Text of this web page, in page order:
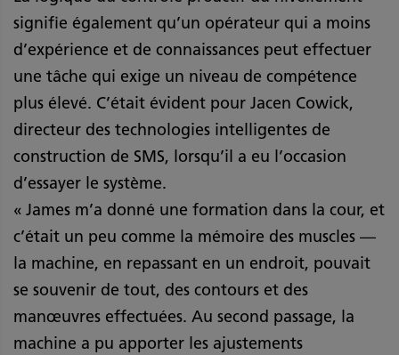
signifie également qu’un opérateur qui a moins
d’expérience et de connaissances peut effectuer
une tâche qui exige un niveau de compétence
plus élevé. C’était évident pour Jacen Cowick,
directeur des technologies intelligentes de
construction de SMS, lorsqu’il a eu l’occasion
d’essayer le système.
« James m’a donné une formation dans la cour, et
c’était un peu comme la mémoire des muscles —
la machine, en repassant en un endroit, pouvait
se souvenir de tout, des contours et des
manœuvres effectuées. Au second passage, la
machine a pu apporter les ajustements